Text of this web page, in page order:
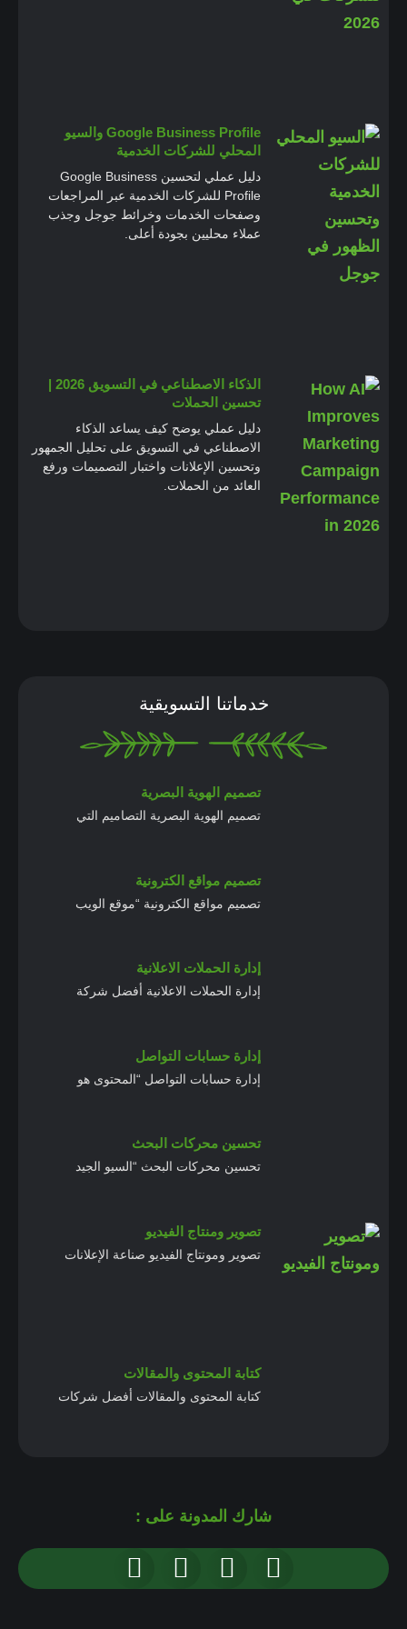
Google Business Profile والسيو
المحلي للشركات الخدمية
دليل عملي لتحسين Google Business
Profile للشركات الخدمية عبر المراجعات
وصفحات الخدمات وخرائط جوجل وجذب
عملاء محليين بجودة أعلى.
الذكاء الاصطناعي في التسويق 2026 |
تحسين الحملات
دليل عملي يوضح كيف يساعد الذكاء
الاصطناعي في التسويق على تحليل الجمهور
وتحسين الإعلانات واختبار التصميمات ورفع
العائد من الحملات.
خدماتنا التسويقية
تصميم الهوية البصرية
تصميم الهوية البصرية التصاميم التي
تصميم مواقع الكترونية
تصميم مواقع الكترونية “موقع الويب
إدارة الحملات الاعلانية
إدارة الحملات الاعلانية أفضل شركة
إدارة حسابات التواصل
إدارة حسابات التواصل “المحتوى هو
تحسين محركات البحث
تحسين محركات البحث “السيو الجيد
تصوير ومنتاج الفيديو
تصوير ومونتاج الفيديو صناعة الإعلانات
كتابة المحتوى والمقالات
كتابة المحتوى والمقالات أفضل شركات
شارك المدونة على :